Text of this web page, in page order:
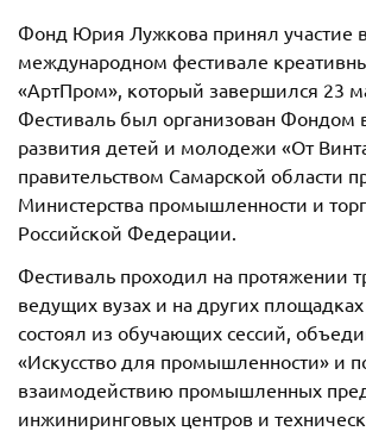
Фонд Юрия Лужкова принял участие в
международном фестивале
«АртПром», который завершился 23
Фестиваль был организован Фондом
развития детей и молодежи «От
правительством Самарской области
Министерства промышленности и
Российской Федерации.
Фестиваль проходил на протяжении
ведущих вузах и на других
состоял из обучающих сессий,
«Искусство для промышленности» и
взаимодействию промышленных
инжиниринговых центров и